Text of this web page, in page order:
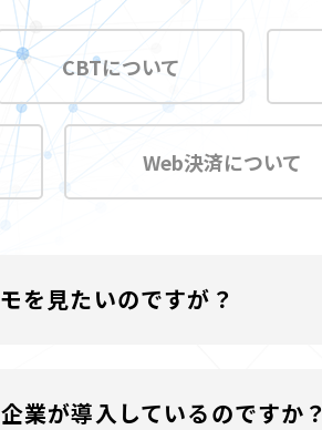
CBTについて
Web決済について
を見たいのですが？
業までお問合せください。
業が導入しているのですか？